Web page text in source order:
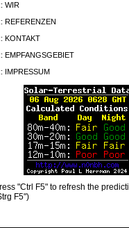
WIR
REFERENZEN
KONTAKT
EMPFANGSGEBIET
IMPRESSUM
"Ctrl F5" to refresh the
F5")